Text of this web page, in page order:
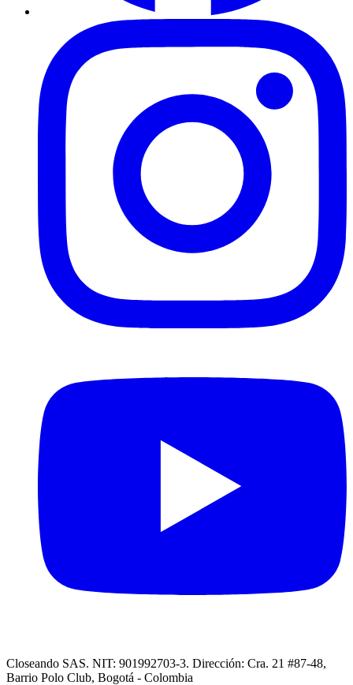
Closeando SAS. NIT: 901992703-3. Dirección: Cra. 21 #87-48,
Barrio Polo Club, Bogotá - Colombia